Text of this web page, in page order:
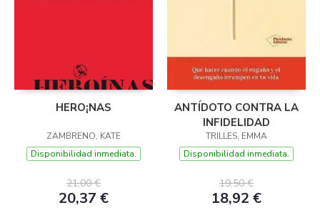
HERO¡NAS
ZAMBRENO, KATE
Disponibilidad inmediata.
21,00 €
20,37 €
ANTÍDOTO CONTRA LA
INFIDELIDAD
TRILLES, EMMA
Disponibilidad inmediata.
19,50 €
18,92 €